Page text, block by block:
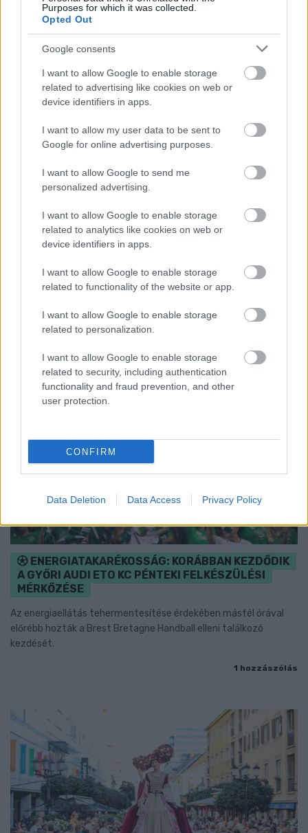
Purposes for which it was collected.
Opted Out
Google consents
I want to allow Google to enable storage
related to advertising like cookies on web or
device identifiers in apps.
I want to allow my user data to be sent to
Google for online advertising purposes.
I want to allow Google to send me
personalized advertising.
I want to allow Google to enable storage
related to analytics like cookies on web or
device identifiers in apps.
I want to allow Google to enable storage
related to functionality of the website or app.
I want to allow Google to enable storage
related to personalization.
I want to allow Google to enable storage
related to security, including authentication
functionality and fraud prevention, and other
user protection.
CONFIRM
Data Deletion Data Access Privacy Policy
KIVÁLÓ PROGRAM VÁR MINDENKIT EZEN A HÉTVÉGÉN
GYŐRBEN
Majka koncert, jóga szeánsz, “borhajózás” és egy csomó minden
Szólj hozzá!
ENERGIATAKARÉKOSSÁG: KORÁBBAN KEZDŐDIK
A GYŐRI AUDI ETO KC PÉNTEKI FELKÉSZÜLÉSI
MÉRKŐZÉSE
Az energiaellátás tehermentesítése érdekében másfél órával
előrébb hozták a Brest Bretagne Handball elleni találkozó
kezdését.
1 hozzászólás